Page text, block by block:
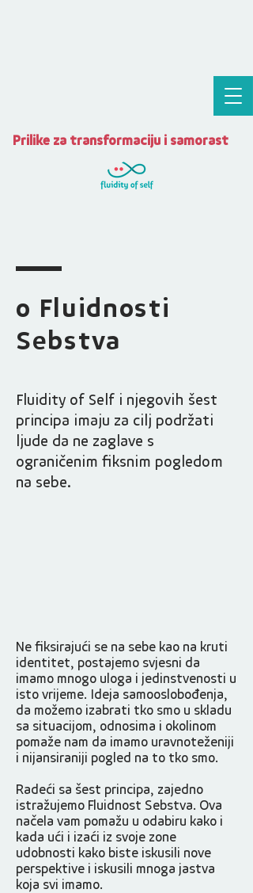
Prilike za transformaciju i samorast
o Fluidnosti
Sebstva
Fluidity of Self i njegovih šest
principa imaju za cilj podržati
ljude da ne zaglave s
ograničenim fiksnim pogledom
na sebe.
Ne fiksirajući se na sebe kao na kruti
identitet, postajemo svjesni da
imamo mnogo uloga i jedinstvenosti u
isto vrijeme. Ideja samooslobođenja,
da možemo izabrati tko smo u skladu
sa situacijom, odnosima i okolinom
pomaže nam da imamo uravnoteženiji
i nijansiraniji pogled na to tko smo.
Radeći sa šest principa, zajedno
istražujemo Fluidnost Sebstva. Ova
načela vam pomažu u odabiru kako i
kada ući i izaći iz svoje zone
udobnosti kako biste iskusili nove
perspektive i iskusili mnoga jastva
koja svi imamo.